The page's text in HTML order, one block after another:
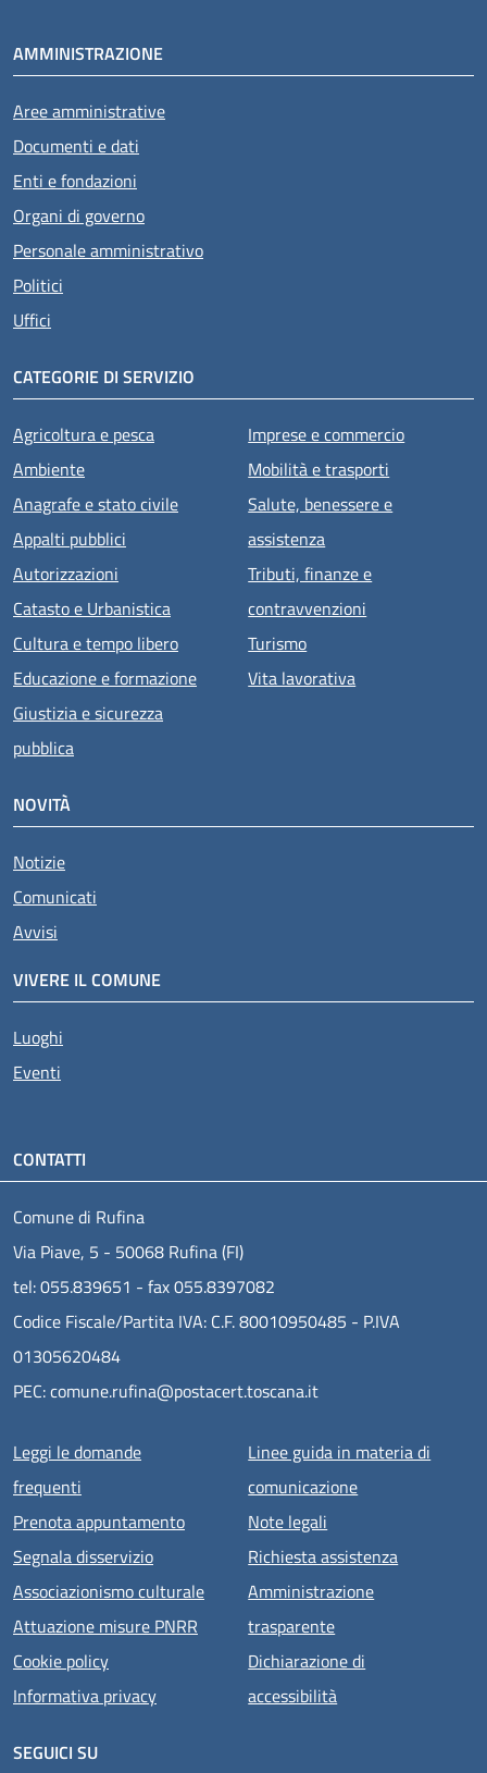
AMMINISTRAZIONE
Aree amministrative
Documenti e dati
Enti e fondazioni
Organi di governo
Personale amministrativo
Politici
Uffici
CATEGORIE DI SERVIZIO
Agricoltura e pesca
Ambiente
Anagrafe e stato civile
Appalti pubblici
Autorizzazioni
Catasto e Urbanistica
Cultura e tempo libero
Educazione e formazione
Giustizia e sicurezza
pubblica
Imprese e commercio
Mobilità e trasporti
Salute, benessere e
assistenza
Tributi, finanze e
contravvenzioni
Turismo
Vita lavorativa
NOVITÀ
Notizie
Comunicati
Avvisi
VIVERE IL COMUNE
Luoghi
Eventi
CONTATTI
Comune di Rufina
Via Piave, 5 - 50068 Rufina (FI)
tel: 055.839651 - fax 055.8397082
Codice Fiscale/Partita IVA: C.F. 80010950485 - P.IVA
01305620484
PEC: comune.rufina@postacert.toscana.it
Menu piè di pagina
Leggi le domande
frequenti
Prenota appuntamento
Segnala disservizio
Associazionismo culturale
Attuazione misure PNRR
Cookie policy
Informativa privacy
Linee guida in materia di
comunicazione
Note legali
Richiesta assistenza
Amministrazione
trasparente
Dichiarazione di
accessibilità
SEGUICI SU